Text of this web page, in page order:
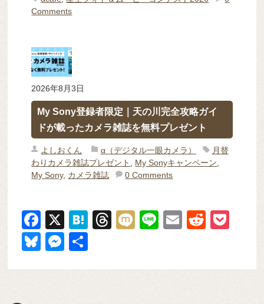
Comments
2026年8月3日
My Sony登録者限定｜天の川完全攻略ガイ
ドが載ったカメラ雑誌を無料プレゼント
よしおくん α（デジタル一眼カメラ）
月替
わりカメラ雑誌プレゼント , My Sonyキャンペーン,
My Sony, カメラ雑誌 0 Comments
F
a
c
e
X
H
n
a
T
a
d
M
Li
E
R
di et
Bl
M